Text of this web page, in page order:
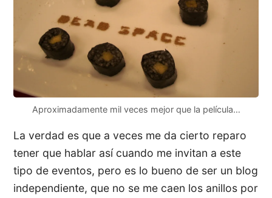
Aproximadamente mil veces mejor que la película…
La verdad es que a veces me da cierto reparo
tener que hablar así cuando me invitan a este
tipo de eventos, pero es lo bueno de ser un blog
independiente, que no se me caen los anillos por